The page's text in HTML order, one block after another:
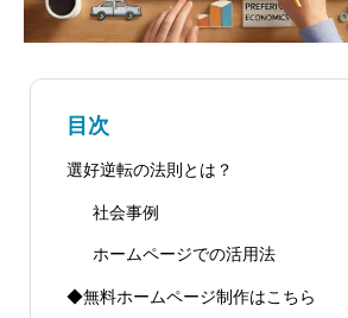
目次
選好逆転の法則とは？
社会事例
ホームページでの活用法
◆無料ホームページ制作はこちら